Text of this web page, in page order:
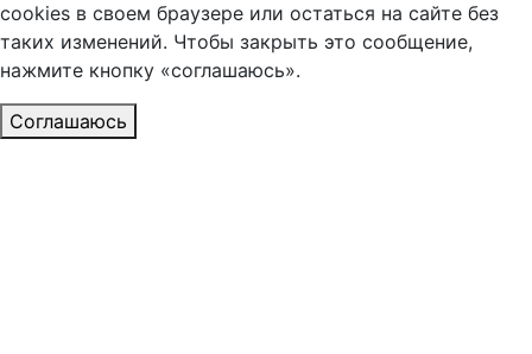
cookies в своем браузере или остаться на сайте без
таких изменений. Чтобы закрыть это сообщение,
нажмите кнопку «соглашаюсь».
Соглашаюсь